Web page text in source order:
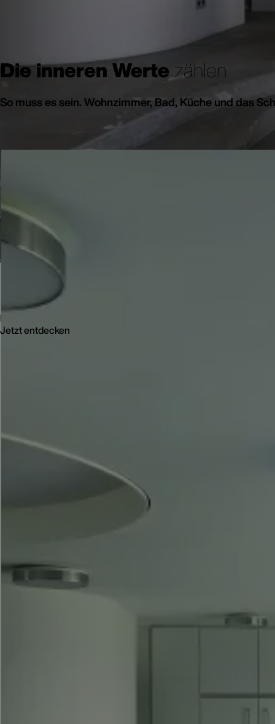
Ein Zuhause wie kein
Licht, Raum und Design in Perfektion: Mit einer Villa am See in
Jetzt entdecken
Die inneren Wertezählen
So muss es sein. Wohnzimmer, Bad, Küche und das